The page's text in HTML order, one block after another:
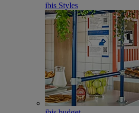
ibis Styles